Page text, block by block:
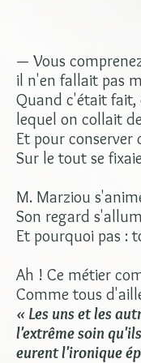
— Vous
il n'en fallait pas
Quand c'était fait,
lequel on collait
Et pour conserver
Sur le tout se
M. Marziou
Son regard
Et pourquoi pas :
Ah ! Ce métier
Comme tous
« Les uns et les
l'extrême soin
eurent l'ironique